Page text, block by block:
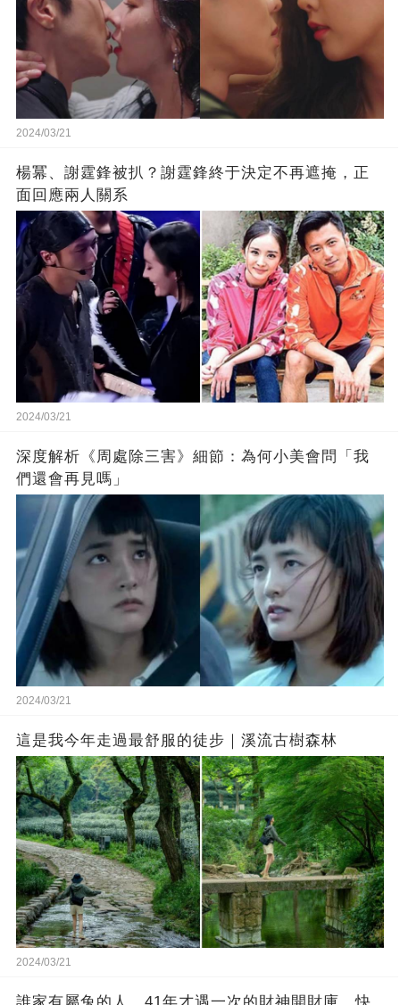
2024/03/21
楊冪、謝霆鋒被扒？謝霆鋒終于決定不再遮掩，正
面回應兩人關系
2024/03/21
深度解析《周處除三害》細節：為何小美會問「我
們還會再見嗎」
2024/03/21
這是我今年走過最舒服的徒步｜溪流古樹森林
2024/03/21